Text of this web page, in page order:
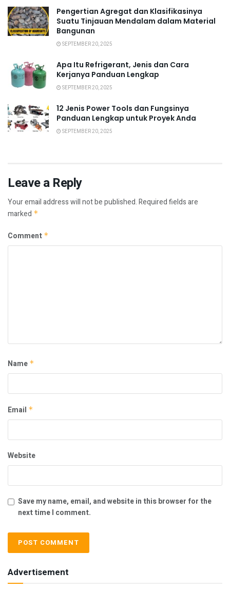
Pengertian Agregat dan Klasifikasinya
Suatu Tinjauan Mendalam dalam Material
Bangunan
SEPTEMBER 20, 2025
Apa Itu Refrigerant, Jenis dan Cara
Kerjanya Panduan Lengkap
SEPTEMBER 20, 2025
12 Jenis Power Tools dan Fungsinya
Panduan Lengkap untuk Proyek Anda
SEPTEMBER 20, 2025
Leave a Reply
Your email address will not be published.Required fields are
marked *
Comment *
Name *
Email *
Website
Save my name, email, and website in this browser for the
next time I comment.
Advertisement